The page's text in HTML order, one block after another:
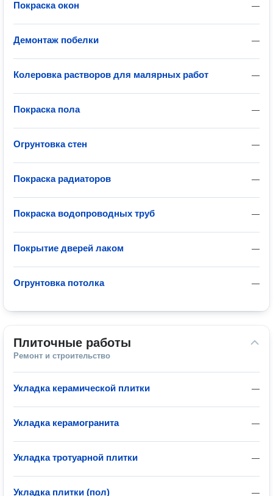
—
Покраска окон
—
Демонтаж побелки
—
Колеровка растворов для малярных работ
—
Покраска пола
—
Огрунтовка стен
—
Покраска радиаторов
—
Покраска водопроводных труб
—
Покрытие дверей лаком
—
Огрунтовка потолка
Плиточные работы
Ремонт и строительство
—
Укладка керамической плитки
—
Укладка керамогранита
—
Укладка тротуарной плитки
—
Укладка плитки (пол)